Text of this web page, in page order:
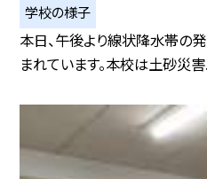
学校の様子
本日、午後より線状降水帯の
まれています。本校は土砂災